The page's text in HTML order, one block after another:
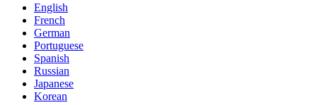
English
French
German
Portuguese
Spanish
Russian
Japanese
Korean